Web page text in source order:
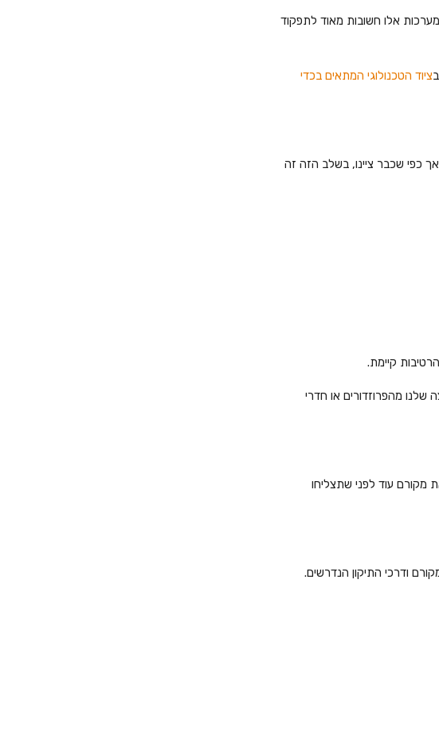
אלו חשובות מאוד לתפקוד
ציוד הטכנולוגי המתאים בכדי
כפי שכבר ציינו, בשלב הזה זה
קיימת.
מהפרוזדורים או חדרי
מקורם עוד לפני שתצליחו
ודרכי התיקון הנדרשים.